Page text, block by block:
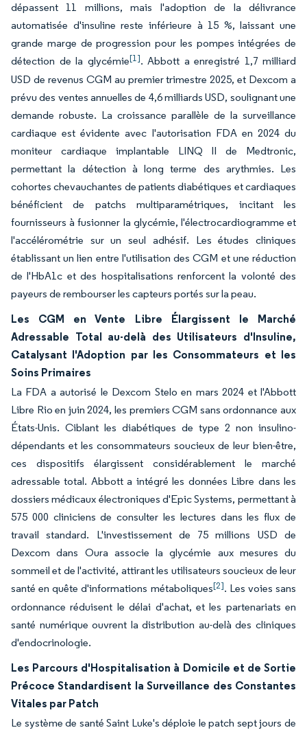
dépassent 11 millions, mais l'adoption de la délivrance
automatisée d'insuline reste inférieure à 15 %, laissant une
grande marge de progression pour les pompes intégrées de
détection de la glycémie[1]. Abbott a enregistré 1,7 milliard
USD de revenus CGM au premier trimestre 2025, et Dexcom a
prévu des ventes annuelles de 4,6 milliards USD, soulignant une
demande robuste. La croissance parallèle de la surveillance
cardiaque est évidente avec l'autorisation FDA en 2024 du
moniteur cardiaque implantable LINQ II de Medtronic,
permettant la détection à long terme des arythmies. Les
cohortes chevauchantes de patients diabétiques et cardiaques
bénéficient de patchs multiparamétriques, incitant les
fournisseurs à fusionner la glycémie, l'électrocardiogramme et
l'accélérométrie sur un seul adhésif. Les études cliniques
établissant un lien entre l'utilisation des CGM et une réduction
de l'HbA1c et des hospitalisations renforcent la volonté des
payeurs de rembourser les capteurs portés sur la peau.
Les CGM en Vente Libre Élargissent le Marché
Adressable Total au-delà des Utilisateurs d'Insuline,
Catalysant l'Adoption par les Consommateurs et les
Soins Primaires
La FDA a autorisé le Dexcom Stelo en mars 2024 et l'Abbott
Libre Rio en juin 2024, les premiers CGM sans ordonnance aux
États-Unis. Ciblant les diabétiques de type 2 non insulino-
dépendants et les consommateurs soucieux de leur bien-être,
ces dispositifs élargissent considérablement le marché
adressable total. Abbott a intégré les données Libre dans les
dossiers médicaux électroniques d'Epic Systems, permettant à
575 000 cliniciens de consulter les lectures dans les flux de
travail standard. L'investissement de 75 millions USD de
Dexcom dans Oura associe la glycémie aux mesures du
sommeil et de l'activité, attirant les utilisateurs soucieux de leur
santé en quête d'informations métaboliques[2]. Les voies sans
ordonnance réduisent le délai d'achat, et les partenariats en
santé numérique ouvrent la distribution au-delà des cliniques
d'endocrinologie.
Les Parcours d'Hospitalisation à Domicile et de Sortie
Précoce Standardisent la Surveillance des Constantes
Vitales par Patch
Le système de santé Saint Luke's déploie le patch sept jours de